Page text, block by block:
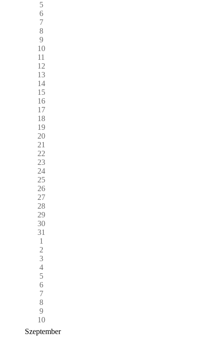
5
6
7
8
9
10
11
12
13
14
15
16
17
18
19
20
21
22
23
24
25
26
27
28
29
30
31
1
2
3
4
5
6
7
8
9
10
Szeptember